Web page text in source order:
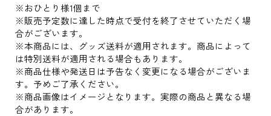
※おひとり様1個まで
※販売予定数に達した時点で受付を終了させていただく場
合がございます。
※本商品には、グッズ送料が適用されます。商品によって
は特別送料が適用される場合もあります。
※商品仕様や発送日は予告なく変更になる場合がございま
す。予めご了承ください。
※商品画像はイメージとなります。実際の商品と異なる場
合があります。